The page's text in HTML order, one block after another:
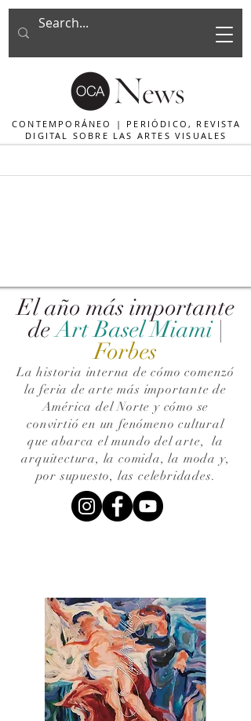
CONTEMPORÁNEO | PERIÓDICO, REVISTA
DIGITAL SOBRE LAS ARTES VISUALES
El año más importante
de Art Basel Miami |
Forbes
La historia interna de cómo comenzó
la feria de arte más importante de
América del Norte y cómo se
convirtió en un fenómeno cultural
que abarca el mundo del arte,la
arquitectura, la comida, la moda y,
por supuesto, las celebridades.